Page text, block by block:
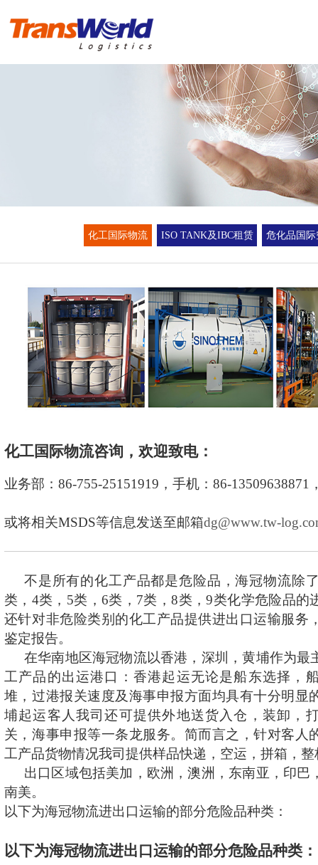
首 页
危险品物流
化工品物流
实例操作方案
进出口报关
新闻资讯
海冠国际
海外网络
联系我们
化工国际物流 ISO TANK及IBC租赁 危化品国
化工国际物流咨询，欢迎致电：
业务部：86-755-25151919，手机：86-13509638871
或将相关MSDS等信息发送至邮箱dg@www.tw-
不是所有的化工产品都是危险品，海冠物流除
类，4类，5类，6类，7类，8类，9类化学危险品的
还针对非危险类别的化工产品提供进出口运输服务
鉴定报告。
在华南地区海冠物流以香港，深圳，黄埔作为最
工产品的出运港口：香港起运无论是船东选择，
堆，过港报关速度及海事申报方面均具有十分明显
埔起运客人我司还可提供外地送货入仓，装卸，
关，海事申报等一条龙服务。简而言之，针对客人
工产品货物情况我司提供样品快递，空运，拼箱，
出口区域包括美加，欧洲，澳洲，东南亚，印巴
南美。
以下为海冠物流进出口运输的部分危险品种类：
以下为海冠物流进出口运输的部分危险品种类：